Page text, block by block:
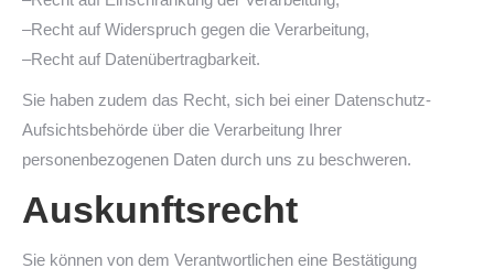
–Recht auf Widerspruch gegen die Verarbeitung,
–Recht auf Datenübertragbarkeit.
Sie haben zudem das Recht, sich bei einer Datenschutz-
Aufsichtsbehörde über die Verarbeitung Ihrer
personenbezogenen Daten durch uns zu beschweren.
Auskunftsrecht
Sie können von dem Verantwortlichen eine Bestätigung